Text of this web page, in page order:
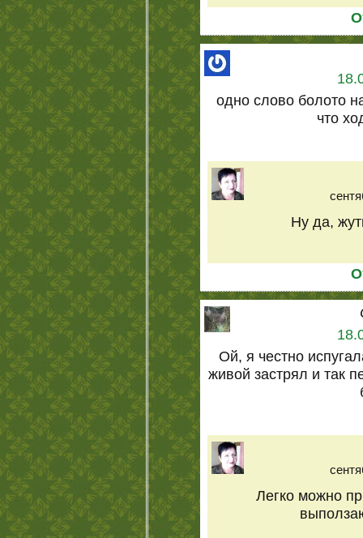
одно слово болото
что
Ну да,
Ой, я честно
живой застрял и так
Легко можно